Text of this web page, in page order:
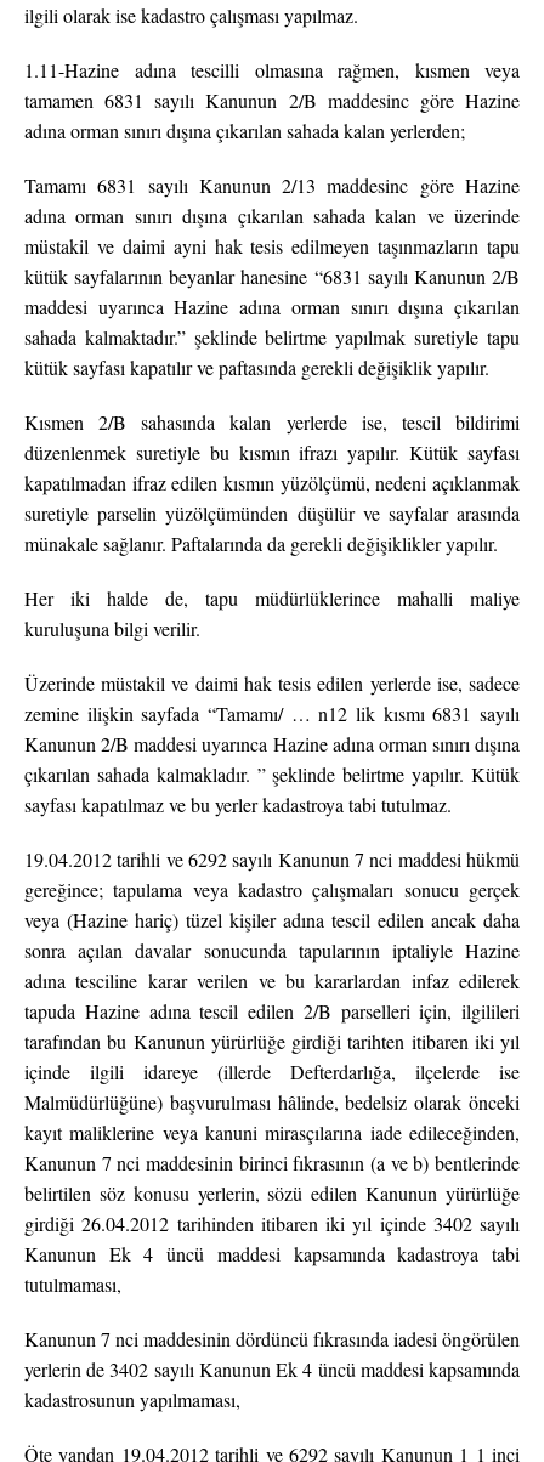
ilgili olarak ise kadastro çalışması yapılmaz.
1.11-Hazine adına tescilli olmasına rağmen, kısmen veya
tamamen 6831 sayılı Kanunun 2/B maddesinc göre Hazine
adına orman sınırı dışına çıkarılan sahada kalan yerlerden;
Tamamı 6831 sayılı Kanunun 2/13 maddesinc göre Hazine
adına orman sınırı dışına çıkarılan sahada kalan ve üzerinde
müstakil ve daimi ayni hak tesis edilmeyen taşınmazların tapu
kütük sayfalarının beyanlar hanesine “6831 sayılı Kanunun 2/B
maddesi uyarınca Hazine adına orman sınırı dışına çıkarılan
sahada kalmaktadır.” şeklinde belirtme yapılmak suretiyle tapu
kütük sayfası kapatılır ve paftasında gerekli değişiklik yapılır.
Kısmen 2/B sahasında kalan yerlerde ise, tescil bildirimi
düzenlenmek suretiyle bu kısmın ifrazı yapılır. Kütük sayfası
kapatılmadan ifraz edilen kısmın yüzölçümü, nedeni açıklanmak
suretiyle parselin yüzölçümünden düşülür ve sayfalar arasında
münakale sağlanır. Paftalarında da gerekli değişiklikler yapılır.
Her iki halde de, tapu müdürlüklerince mahalli maliye
kuruluşuna bilgi verilir.
Üzerinde müstakil ve daimi hak tesis edilen yerlerde ise, sadece
zemine ilişkin sayfada “Tamamı/ … n12 lik kısmı 6831 sayılı
Kanunun 2/B maddesi uyarınca Hazine adına orman sınırı dışına
çıkarılan sahada kalmakladır. ” şeklinde belirtme yapılır. Kütük
sayfası kapatılmaz ve bu yerler kadastroya tabi tutulmaz.
19.04.2012 tarihli ve 6292 sayılı Kanunun 7 nci maddesi hükmü
gereğince; tapulama veya kadastro çalışmaları sonucu gerçek
veya (Hazine hariç) tüzel kişiler adına tescil edilen ancak daha
sonra açılan davalar sonucunda tapularının iptaliyle Hazine
adına tesciline karar verilen ve bu kararlardan infaz edilerek
tapuda Hazine adına tescil edilen 2/B parselleri için, ilgilileri
tarafından bu Kanunun yürürlüğe girdiği tarihten itibaren iki yıl
içinde ilgili idareye (illerde Defterdarlığa, ilçelerde ise
Malmüdürlüğüne) başvurulması hâlinde, bedelsiz olarak önceki
kayıt maliklerine veya kanuni mirasçılarına iade edileceğinden,
Kanunun 7 nci maddesinin birinci fıkrasının (a ve b) bentlerinde
belirtilen söz konusu yerlerin, sözü edilen Kanunun yürürlüğe
girdiği 26.04.2012 tarihinden itibaren iki yıl içinde 3402 sayılı
Kanunun Ek 4 üncü maddesi kapsamında kadastroya tabi
tutulmaması,
Kanunun 7 nci maddesinin dördüncü fıkrasında iadesi öngörülen
yerlerin de 3402 sayılı Kanunun Ek 4 üncü maddesi kapsamında
kadastrosunun yapılmaması,
Öte yandan 19.04.2012 tarihli ve 6292 sayılı Kanunun 1 1 inci